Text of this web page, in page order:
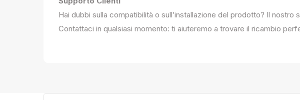
Hai dubbi sulla compatibilità o sull’installazione del prodotto? Il
Contattaci in qualsiasi momento: ti aiuteremo a trovare il ricambio